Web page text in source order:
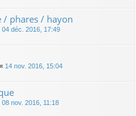
/ phares / hayon
04 déc. 2016, 17:49
« 14 nov. 2016, 15:04
08 nov. 2016, 11:18